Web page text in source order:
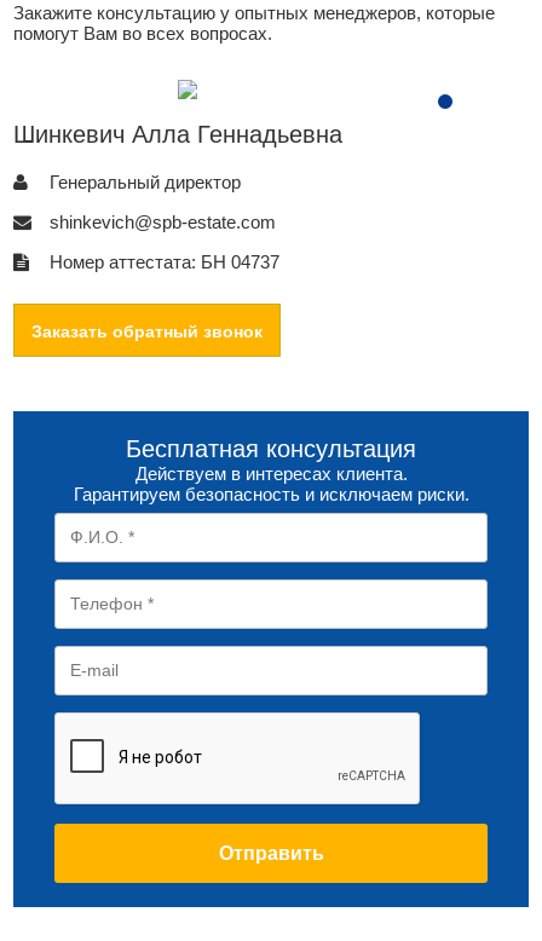
Закажите консультацию у опытных менеджеров, которые
помогут Вам во всех вопросах.
Шинкевич Алла Геннадьевна
Генеральный директор
shinkevich@spb-estate.com
Номер аттестата: БН 04737
Заказать обратный звонок
Бесплатная консультация
Действуем в интересах клиента.
Гарантируем безопасность и исключаем риски.